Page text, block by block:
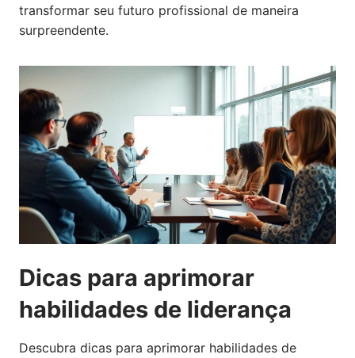
transformar seu futuro profissional de maneira
surpreendente.
Dicas para aprimorar
habilidades de liderança
Descubra dicas para aprimorar habilidades de